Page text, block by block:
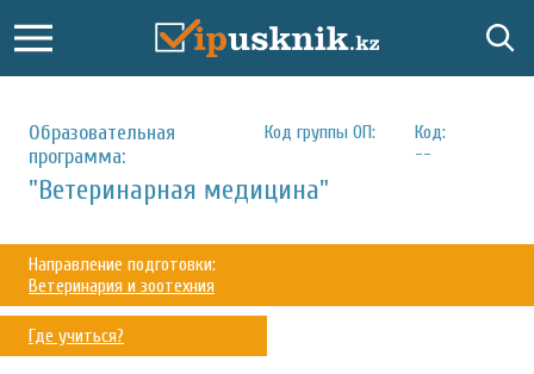
Образовательная
программа:
Код группы ОП:
Код:
--
"Ветеринарная медицина"
Направление подготовки:
Ветеринария и зоотехния
Где учиться?